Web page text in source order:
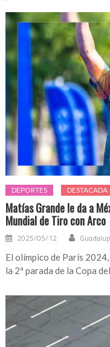
DEPORTES DESTACADA
Matías Grande le da a
Mundial de Tiro con Arco
2025/05/12
El olímpico de París
la 2ª parada de la Copa